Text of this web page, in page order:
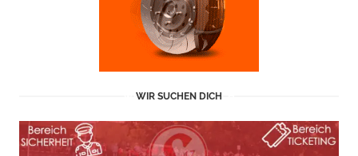
WIR SUCHEN DICH